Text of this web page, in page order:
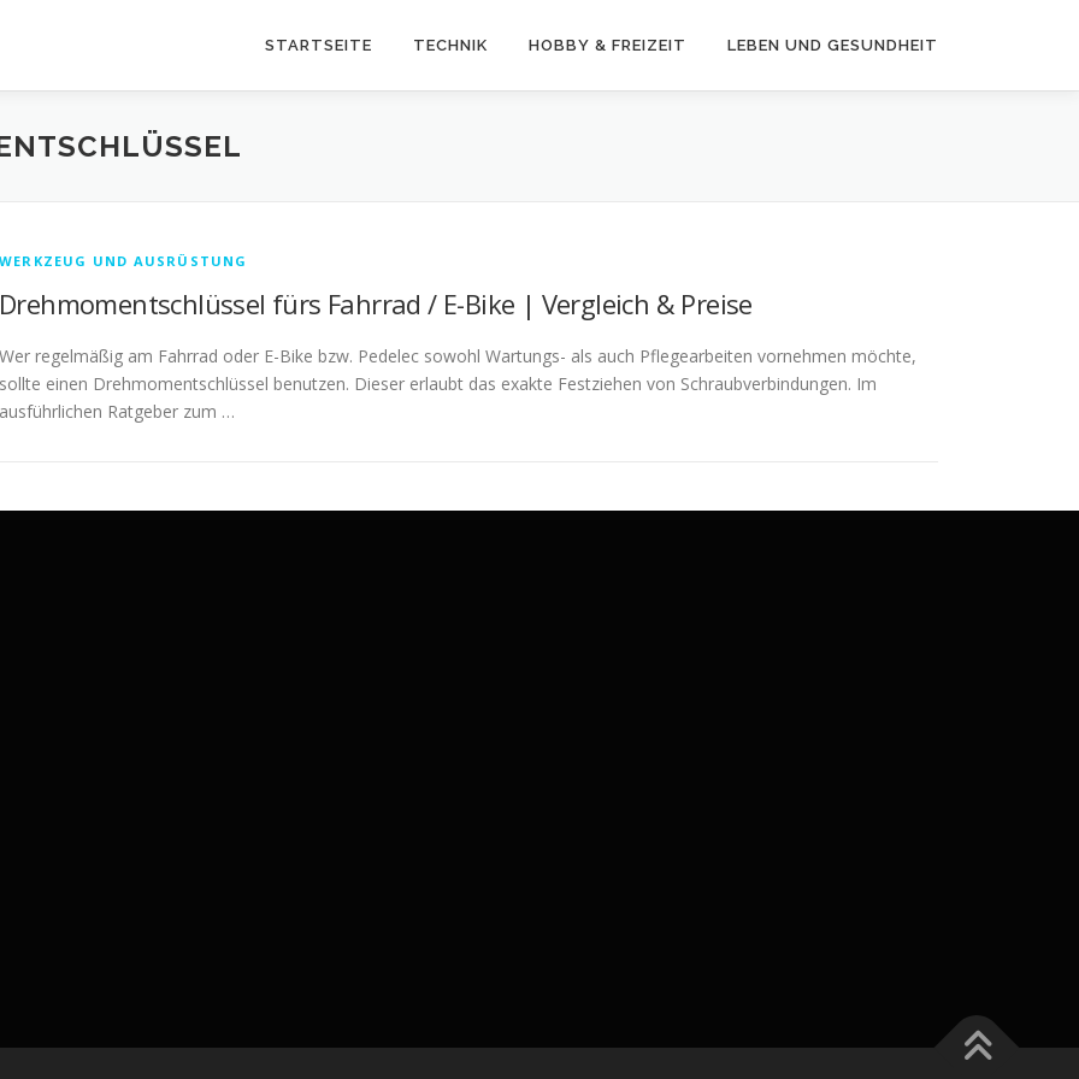
STARTSEITE TECHNIK HOBBY & FREIZEIT LEBEN UND GESUNDHEIT
WERKZEUG UND AUSRÜSTUNG
Drehmomentschlüssel fürs Fahrrad / E-Bike | Vergleich & Preise
Wer regelmäßig am Fahrrad oder E-Bike bzw. Pedelec sowohl Wartungs- als auch Pflegearbeiten vornehmen möchte,
sollte einen Drehmomentschlüssel benutzen. Dieser erlaubt das exakte Festziehen von Schraubverbindungen. Im
ausführlichen Ratgeber zum …